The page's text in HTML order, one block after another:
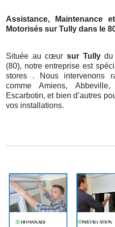
Assistance, Maintenance
Motorisés sur Tully dans le
Située au cœur sur Tully
(80), notre entreprise est
stores . Nous intervenons
comme Amiens,
Escarbotin, et bien d’autres
vos installations.